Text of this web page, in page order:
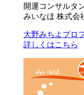
開運コンサルタ
みいなほ 株式会
大野みちよプロ
詳しくはこちら